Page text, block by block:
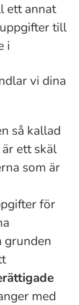
ett annat
till
i
vi dina
så kallad
ett skäl
som är
för
grunden
med